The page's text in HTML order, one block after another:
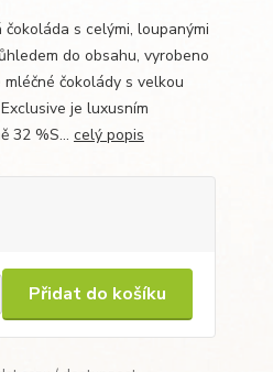
s celými, loupanými
do obsahu, vyrobeno
čokolády s velkou
je luxusním
32 %S... celý popis
Přidat do košíku